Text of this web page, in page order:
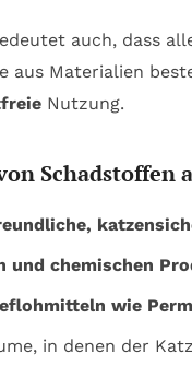
auch, dass
Materialien
Nutzung.
Schadstoffen
und chemischen
wie
in denen der